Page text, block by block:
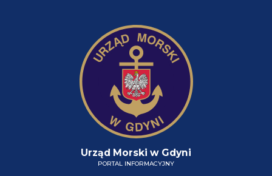
Urząd Morski w Gdyni
PORTAL INFORMACYJNY